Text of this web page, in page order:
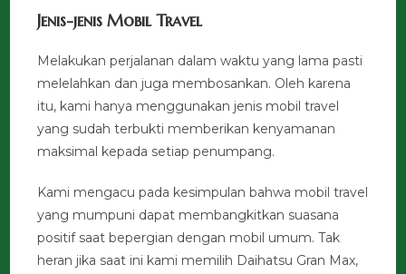
Jenis-jenis Mobil Travel
Melakukan perjalanan dalam waktu yang lama pasti
melelahkan dan juga membosankan. Oleh karena
itu, kami hanya menggunakan jenis mobil travel
yang sudah terbukti memberikan kenyamanan
maksimal kepada setiap penumpang.
Kami mengacu pada kesimpulan bahwa mobil travel
yang mumpuni dapat membangkitkan suasana
positif saat bepergian dengan mobil umum. Tak
heran jika saat ini kami memilih Daihatsu Gran Max,